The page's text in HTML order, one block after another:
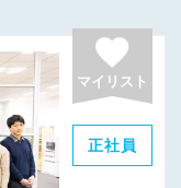
favorite
マイリスト
正社員